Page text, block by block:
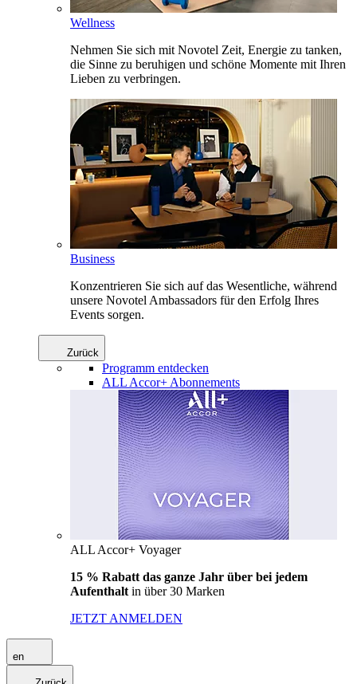
Wellness
Nehmen Sie sich mit Novotel Zeit, Energie zu tanken,
die Sinne zu beruhigen und schöne Momente mit Ihren
Lieben zu verbringen.
Business
Konzentrieren Sie sich auf das Wesentliche, während
unsere Novotel Ambassadors für den Erfolg Ihres
Events sorgen.
Zurück
Programm entdecken
ALL Accor+ Abonnements
ALL Accor+ Voyager
15 % Rabatt das ganze Jahr über bei jedem
Aufenthalt in über 30 Marken
JETZT ANMELDEN
en